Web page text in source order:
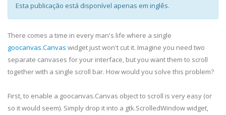
Esta publicação está disponível apenas em inglês.
There comes a time in every man's life where a single
goocanvas.Canvas widget just won't cut it. Imagine you need two
separate canvases for your interface, but you want them to scroll
together with a single scroll bar. How would you solve this problem?
First, to enable a goocanvas.Canvas object to scroll is very easy (or
so it would seem). Simply drop it into a gtk.ScrolledWindowwidget,